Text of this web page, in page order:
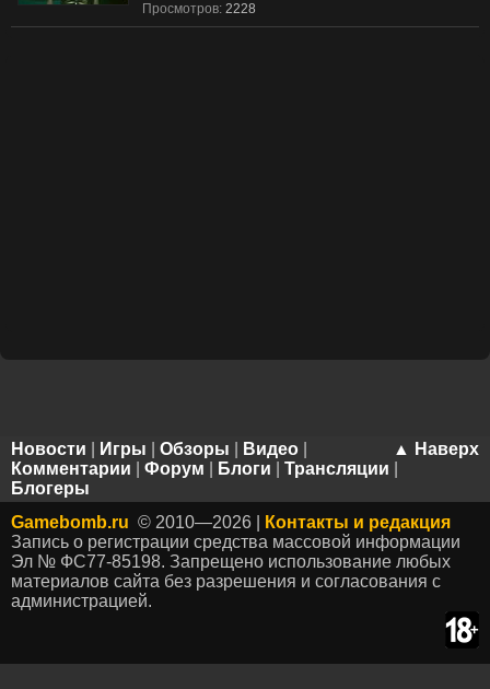
Просмотров: 2228
▲ Наверх
Новости Игры Обзоры Видео
Комментарии
Форум Блоги Трансляции
Блогеры
Gamebomb.ru © 2010—2026 |
Контакты и редакция
Запись о регистрации средства массовой информации
Эл № ФС77-85198. Запрещено использование любых
материалов сайта без разрешения и согласования с
администрацией.